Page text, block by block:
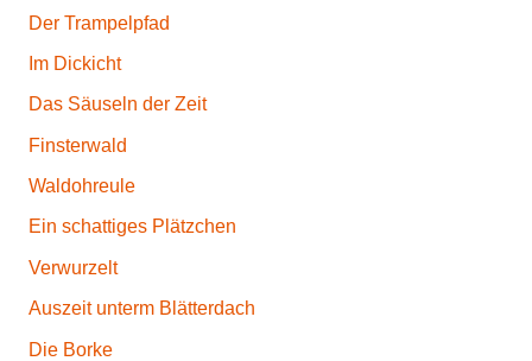
Der Trampelpfad
Im Dickicht
Das Säuseln der Zeit
Finsterwald
Waldohreule
Ein schattiges Plätzchen
Verwurzelt
Auszeit unterm Blätterdach
Die Borke